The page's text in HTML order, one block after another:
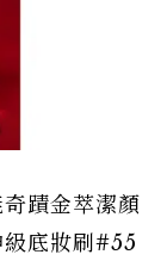
蹟金萃潔顏
底妝刷#55